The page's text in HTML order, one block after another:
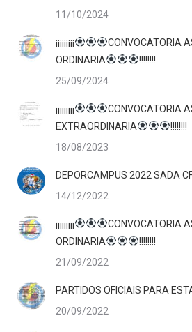
11/10/2024
¡¡¡¡¡¡¡¡¡
CONVOCATORIA
ORDINARIA
!!!!!!!!
25/09/2024
¡¡¡¡¡¡¡¡¡
CONVOCATORIA
EXTRAORDINARIA
!!!!!!!!
18/08/2023
DEPORCAMPUS 2022 SADA
14/12/2022
¡¡¡¡¡¡¡¡¡
CONVOCATORIA
ORDINARIA
!!!!!!!!
21/09/2022
PARTIDOS OFICIAIS PARA
20/09/2022